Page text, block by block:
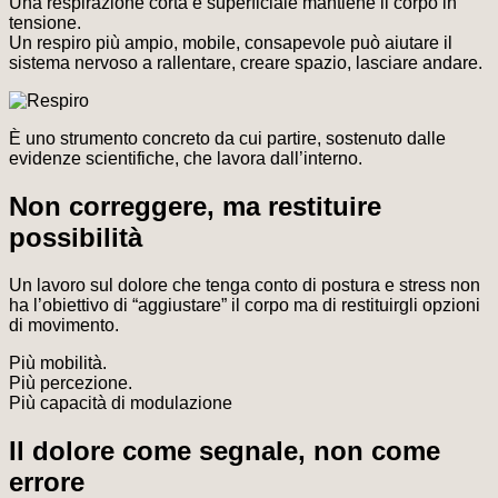
tensione.
Un respiro più ampio, mobile, consapevole può aiutare il
sistema nervoso a rallentare, creare spazio, lasciare andare.
È uno strumento concreto da cui partire, sostenuto dalle
evidenze scientifiche, che lavora dall’interno.
Non correggere, ma restituire
possibilità
Un lavoro sul dolore che tenga conto di postura e stress non
ha l’obiettivo di “aggiustare” il corpo ma di restituirgli opzioni
di movimento.
Più mobilità.
Più percezione.
Più capacità di modulazione
Il dolore come segnale, non come
errore